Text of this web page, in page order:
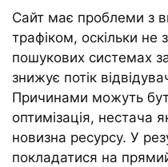
Сайт має проблеми з
трафіком, оскільки не
пошукових системах
знижує потік
Причинами можуть
оптимізація, нестача
новизна ресурсу. У
покладатися на